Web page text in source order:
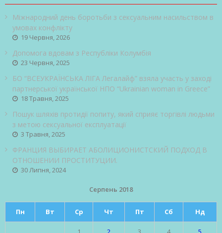
Міжнародний день боротьби з сексуальним насильством в
умовах конфлікту
19 Червня, 2026
Допомога вдовам з Республіки Колумбія
23 Червня, 2025
БО “ВСЕУКРАЇНСЬКА ЛІГА Легалайф” взяла участь у заході
партнерської української НПО “Ukrainian woman in Greece”
18 Травня, 2025
Пошук шляхів протидії попиту, який сприяє торгівлі людьми
з метою сексуальної експлуатації
3 Травня, 2025
ФРАНЦИЯ ВЫБИРАЕТ АБОЛИЦИОНИСТСКИЙ ПОДХОД В
ОТНОШЕНИИ ПРОСТИТУЦИИ.
30 Липня, 2024
Серпень 2018
Пн Вт Ср Чт Пт Сб Нд